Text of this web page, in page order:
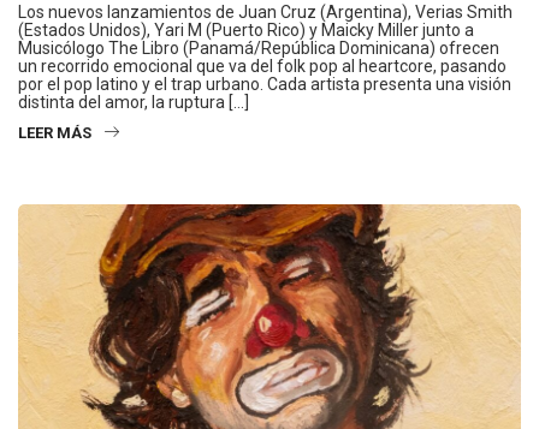
Los nuevos lanzamientos de Juan Cruz (Argentina), Verias Smith
(Estados Unidos), Yari M (Puerto Rico) y Maicky Miller junto a
Musicólogo The Libro (Panamá/República Dominicana) ofrecen
un recorrido emocional que va del folk pop al heartcore, pasando
por el pop latino y el trap urbano. Cada artista presenta una visión
distinta del amor, la ruptura […]
LEER MÁS